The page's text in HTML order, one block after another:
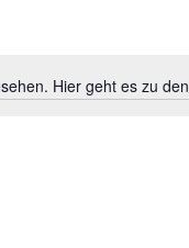
Hinweis
Hier geht es zu den